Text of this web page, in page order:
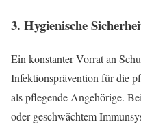
3. Hygienische
Ein konstanter Vorrat an
Infektionsprävention für die
als pflegende Angehörige.
oder geschwächtem